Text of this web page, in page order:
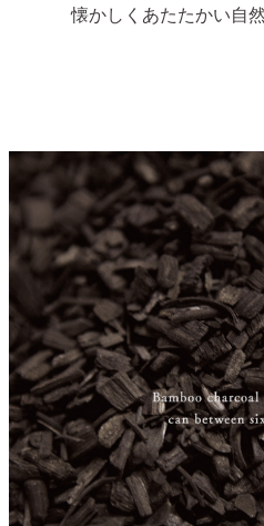
懐かしくあたたかい自